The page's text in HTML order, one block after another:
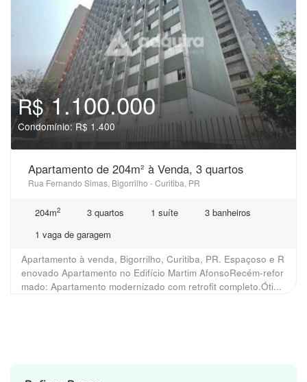
R$1.100.000
Condomínio: R$ 1.400
Apartamento de 204m² à Venda, 3 quartos
Rua Fernando Simas, Bigorrilho - Curitiba, PR
204m2 3 quartos 1 suíte
3 banheiros
1 vaga de garagem
Apartamento à venda, Bigorrilho, Curitiba, PR. Espaçoso e R
enovado Apartamento no Edifício Martim AfonsoRecém-refor
mado: Apartamento modernizado com retrofit completo.Óti...